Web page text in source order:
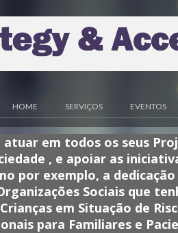
HOME SERVIÇOS EVENTOS
em todos os seus
, e apoiar as
por exemplo, a
Sociais que
em Situação de
para Familiares e